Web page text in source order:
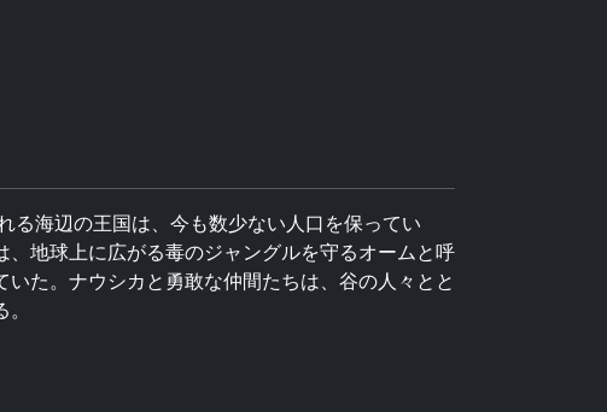
る海辺の王国は、今も数少ない人口を保ってい
地球上に広がる毒のジャングルを守るオームと呼
た。ナウシカと勇敢な仲間たちは、谷の人々とと